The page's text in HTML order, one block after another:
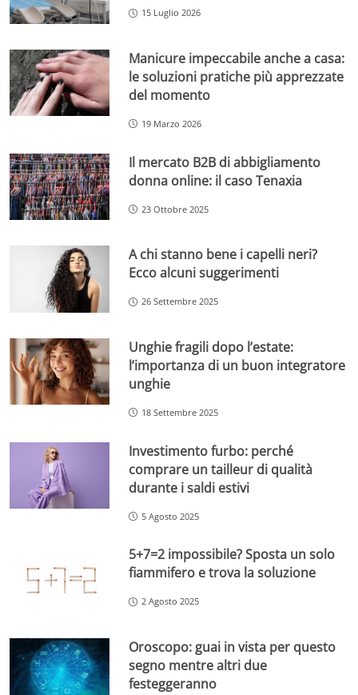
15 Luglio 2026
Manicure impeccabile anche a casa:
le soluzioni pratiche più apprezzate
del momento
19 Marzo 2026
Il mercato B2B di abbigliamento
donna online: il caso Tenaxia
23 Ottobre 2025
A chi stanno bene i capelli neri?
Ecco alcuni suggerimenti
26 Settembre 2025
Unghie fragili dopo l’estate:
l’importanza di un buon integratore
unghie
18 Settembre 2025
Investimento furbo: perché
comprare un tailleur di qualità
durante i saldi estivi
5 Agosto 2025
5+7=2 impossibile? Sposta un solo
fiammifero e trova la soluzione
2 Agosto 2025
Oroscopo: guai in vista per questo
segno mentre altri due
festeggeranno